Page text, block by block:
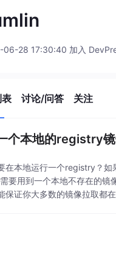
06-28 17:30:40 加入
讨论/问答 关注
个本地的registry
在本地运行一个registry？
要用到一个本地不存在的
保证你大多数的镜像拉取都